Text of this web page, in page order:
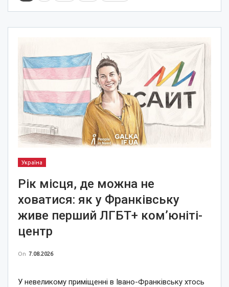
Україна
Рік місця, де можна не
ховатися: як у Франківську
живе перший ЛГБТ+ ком’юніті-
центр
On 7.08.2026
У невеликому приміщенні в Івано-Франківську хтось